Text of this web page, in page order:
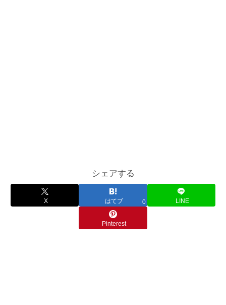
シェアする
X はてブ 0 LINE
Pinterest